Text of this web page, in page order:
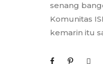
senang
Komunitas
kemarin itu